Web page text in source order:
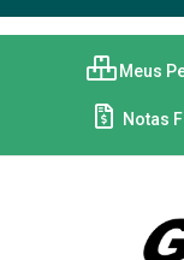
Meus
Notas